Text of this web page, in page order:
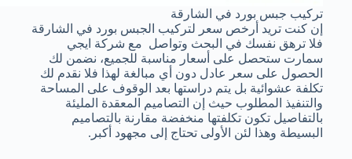
تركيب جبس بورد في الشارقة
إن كنت تريد أرخص سعر لتركيب الجبس بورد في الشارقة
فلا ترهق نفسك في البحث وتواصل مع شركة ايجي
سمارت ستحصل على أسعار مناسبة للجميع، نضمن لك
الحصول على سعر عادل دون أي مبالغة لهذا فلا نقدم لك
تكلفة عشوائية بل يتم دراستها بعد الوقوف على المساحة
والتنفيذ المطلوب حيث إن التصاميم المعقدة المليئة
بالتفاصيل تكون تكلفتها منخفضة مقارنة بالتصاميم
البسيطة وهذا لئن الأولى تحتاج إلى مجهود أكبر.